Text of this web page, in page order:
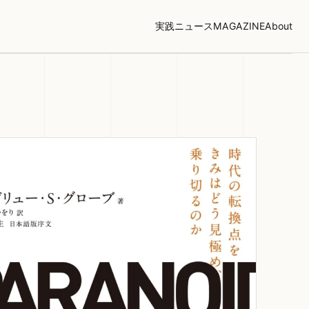
実践ニュースMAGAZINEAbout